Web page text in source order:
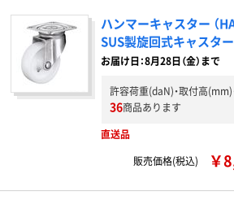
ハンマーキャスター （
SUS製旋回式キャスタ
お届け日：8月28日（金）まで
許容荷重(daN)・取付高
36商品あります
直送品
販売価格(税込)
￥